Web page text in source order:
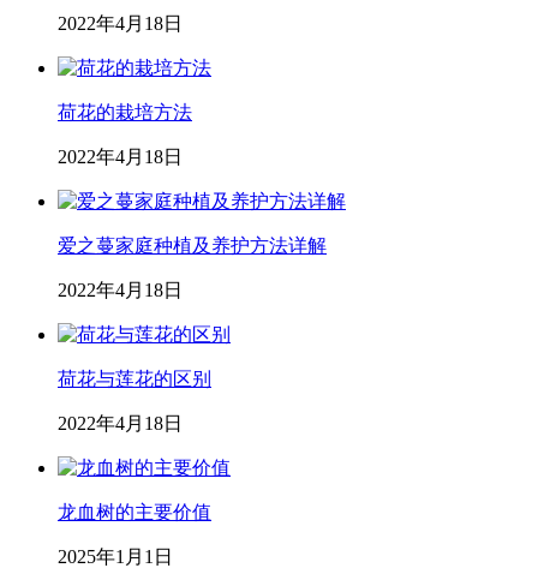
2022年4月18日
荷花的栽培方法
2022年4月18日
爱之蔓家庭种植及养护方法详解
2022年4月18日
荷花与莲花的区别
2022年4月18日
龙血树的主要价值
2025年1月1日